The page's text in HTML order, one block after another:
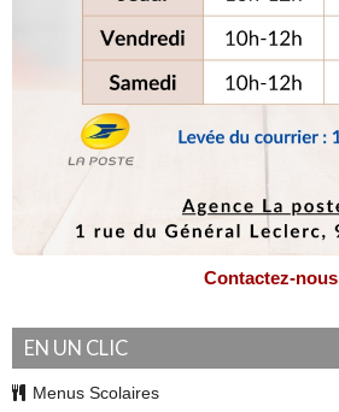
Contactez-nous
EN UN CLIC
Menus Scolaires